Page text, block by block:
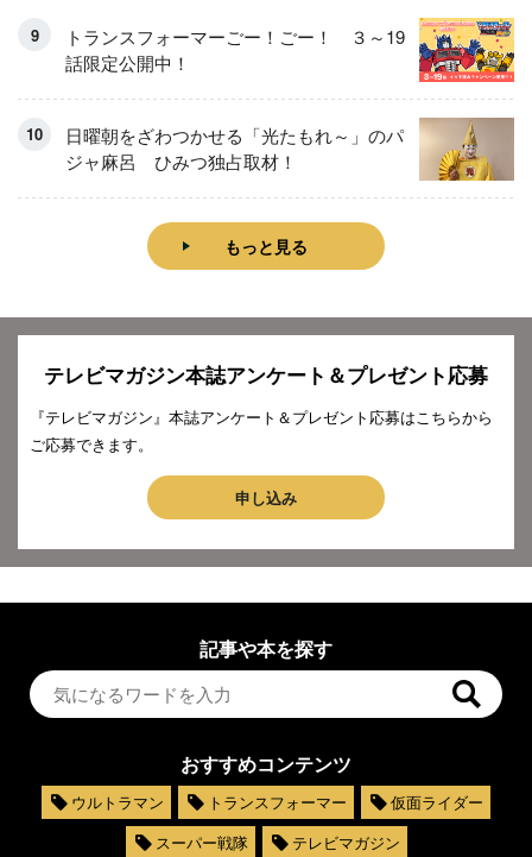
トランスフォーマーごー！ごー！ ３～19
話限定公開中！
日曜朝をざわつかせる「光たもれ～」のパ
ジャ麻呂 ひみつ独占取材！
もっと見る
テレビマガジン本誌アンケート＆プレゼント応募
『テレビマガジン』本誌アンケート＆プレゼント応募はこちらから
ご応募できます。
申し込み
記事や本を探す
おすすめコンテンツ
ウルトラマン トランスフォーマー
仮面ライダー
スーパー戦隊
テレビマガジン